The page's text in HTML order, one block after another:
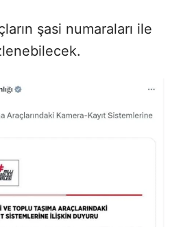
şasi numaraları ile